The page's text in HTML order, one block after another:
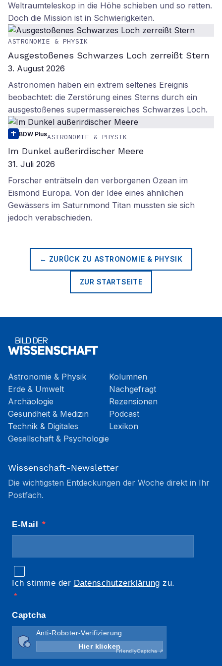
Weltraumteleskop in die Höhe schieben und so retten.
Doch die Mission ist in Schwierigkeiten.
ASTRONOMIE & PHYSIK
Ausgestoßenes Schwarzes Loch zerreißt Stern
3. August 2026
Astronomen haben ein extrem seltenes Ereignis
beobachtet: die Zerstörung eines Sterns durch ein
ausgestoßenes supermassereiches Schwarzes Loch.
BDW PlusASTRONOMIE & PHYSIK
Im Dunkel außerirdischer Meere
31. Juli 2026
Forscher enträtseln den verborgenen Ozean im
Eismond Europa. Von der Idee eines ähnlichen
Gewässers im Saturnmond Titan mussten sie sich
jedoch verabschieden.
← ZURÜCK ZU ASTRONOMIE & PHYSIK
ZUR STARTSEITE
Astronomie & Physik
Erde & Umwelt
Archäologie
Gesundheit & Medizin
Technik & Digitales
Gesellschaft & Psychologie
Kolumnen
Nachgefragt
Rezensionen
Podcast
Lexikon
Wissenschaft-Newsletter
Die wichtigsten Entdeckungen der Woche direkt in Ihr
Postfach.